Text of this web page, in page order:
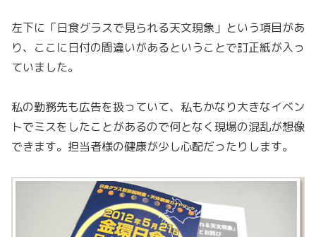
左下に「日食グラスで見られる天文現象」という項目があ
り、ここに日付の間違いがあるということで訂正紙が入っ
ていました。
私の勤務先も広告を扱っていて、私もかなり大きなイベン
トでミスをしたことがあるので何となく現場の混乱が想像
できます。担当者様の健康が少し心配だったりします。